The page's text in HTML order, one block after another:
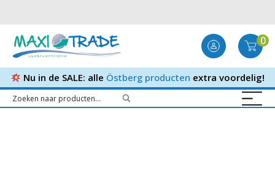
0
Nu in de SALE: alle Östberg producten extra voordelig!